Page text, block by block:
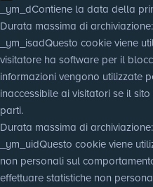
_ym_dContiene la data della
Durata massima di archiviazione
_ym_isadQuesto cookie viene
visitatore ha software per il
informazioni vengono utilizzate
inaccessibile ai visitatori se il
parti.
Durata massima di archiviazione
_ym_uidQuesto cookie viene
non personali sul
effettuare statistiche non